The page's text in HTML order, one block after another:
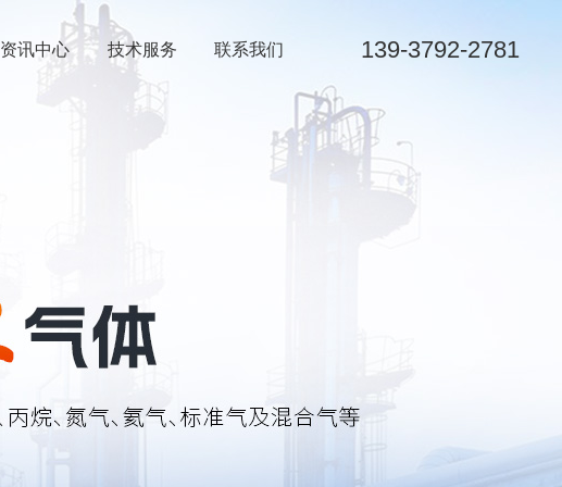
资讯中心 技术服务 联系我们 139-3792-2781